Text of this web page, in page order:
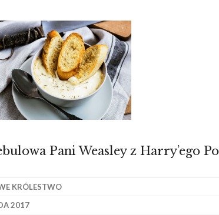
Pani Weasley z Harry’ego
KRÓLESTWO
2017